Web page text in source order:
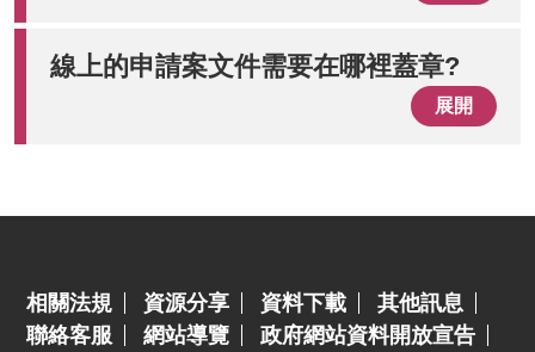
線上的申請案文件需要在哪裡蓋章?
展開
:::
相關法規 資源分享 資料下載
其他訊息
聯絡客服
網站導覽
政府網站資料開放宣告